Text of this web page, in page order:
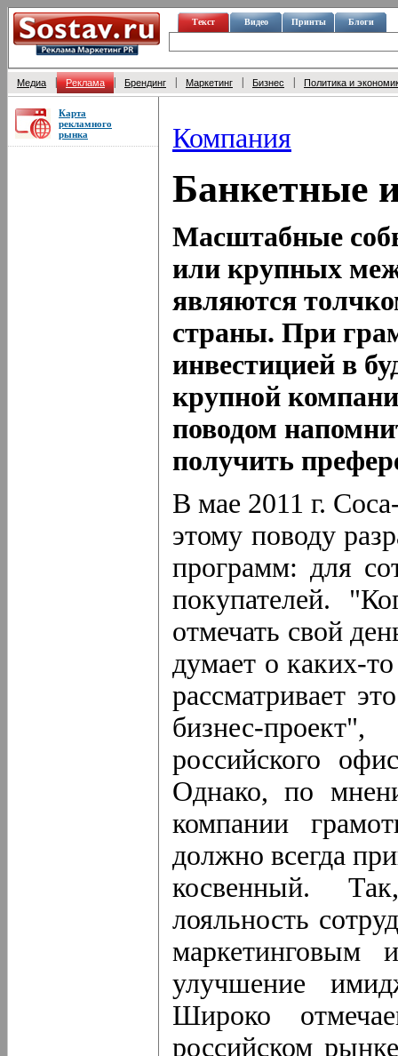
Текст Видео Принты Блоги
Медиа Реклама Брендинг Маркетинг Бизнес Политика и
Карта
рекламного
рынка
Компания
Банкетные
Масштабные
или крупных
являются
страны. При
инвестицией в
крупной
поводом
получить
В мае 2011 г.
этому поводу
программ: для
покупателей.
отмечать свой
думает о каких-
рассматривает
бизнес-
российского
Однако, по
компании
должно всегда
косвенный.
лояльность
маркетинговым
улучшение
Широко
российском